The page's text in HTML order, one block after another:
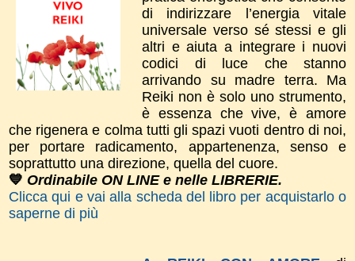
di indirizzare l’energia vitale
universale verso sé stessi e gli
altri e aiuta a integrare i nuovi
codici di luce che stanno
arrivando su madre terra. Ma
Reiki non è solo uno strumento,
è essenza che vive, è amore
che rigenera e colma tutti gli spazi vuoti dentro di noi,
per portare radicamento, appartenenza, senso e
soprattutto una direzione, quella del cuore.
💙 Ordinabile ON LINE e nelle LIBRERIE.
Clicca qui e vai alla scheda del libro per acquistarlo o
saperne di più